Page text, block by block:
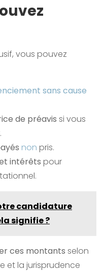
vous pouvez
sans cause
de préavis si vous
non pris.
intérêts pour
candidature
signifie ?
ces montants selon
et la jurisprudence